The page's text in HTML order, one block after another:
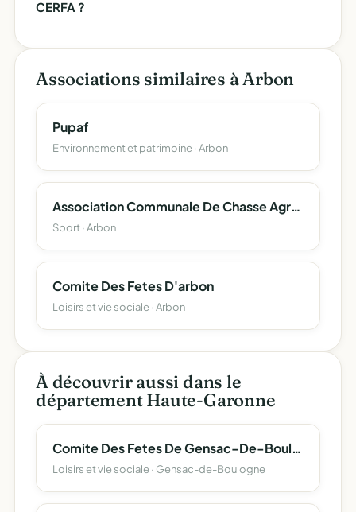
CERFA ?
Associations similaires à Arbon
Pupaf
Environnement et patrimoine · Arbon
Association Communale De Chasse Agree D'arbon
Sport · Arbon
Comite Des Fetes D'arbon
Loisirs et vie sociale · Arbon
À découvrir aussi dans le
département Haute-Garonne
Comite Des Fetes De Gensac-De-Boulogne
Loisirs et vie sociale · Gensac-de-Boulogne